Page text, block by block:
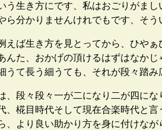
う生き方にです、私はおごりがま
ら分かりませんけれでもです、そう
ば生き方を見とってから、ひや
んた、おかげの頂けるはずはなか
うて長う細うても、それが段々踏み
段々段々一が二になり二が四に
、椛目時代そして現在合楽時代と
、より良い助かり方を身に付けな